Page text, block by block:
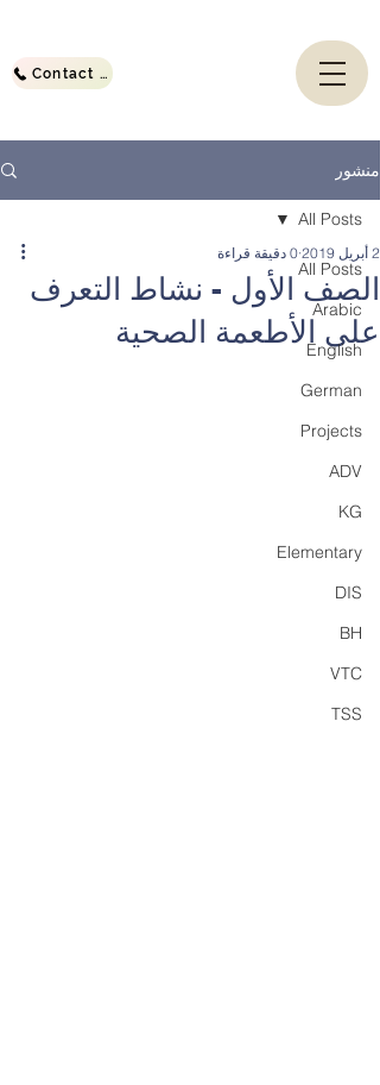
Contact Us
منشور
All Posts
Arabic
English
German
Projects
ADV
KG
Elementary
DIS
BH
VTC
TSS
All Posts
الصف الأول - نشاط التعرف
على الأطعمة الصحية
2 أبريل 2019 0 دقيقة قراءة